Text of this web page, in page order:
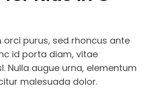
orci purus, sed rhoncus ante
id porta diam, vitae
Nulla augue urna, elementum
malesuada dolor.